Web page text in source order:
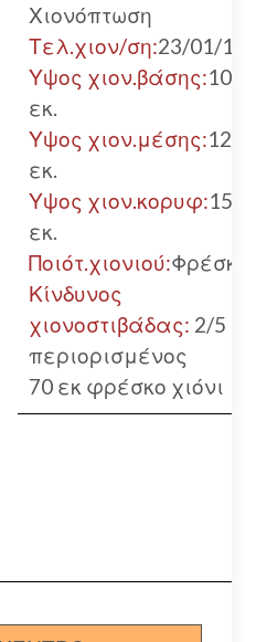
Χιονόπτωση
Τελ.χιον/ση:23/01/19
Υψος χιον.βάσης:100
εκ.
Υψος χιον.μέσης:120
εκ.
Υψος χιον.κορυφ:150
εκ.
Ποιότ.χιονιού:Φρέσκο
Κίνδυνος
χιονοστιβάδας: 2/5
περιορισμένος
70 εκ φρέσκο χιόνι